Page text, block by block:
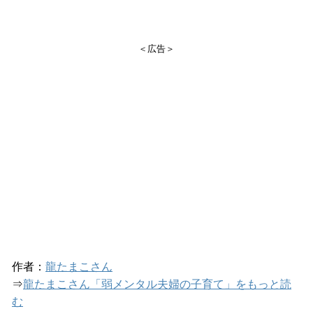
＜広告＞
作者： 龍たまこさん
⇒龍たまこさん「弱メンタル夫婦の子育て」をもっと読
む